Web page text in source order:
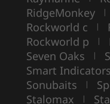
RidgeMonkey |
Rockworld c |
Rockworld p |
Seven Oaks |
Smart Indicators
Sonubaits |
Stalomax |